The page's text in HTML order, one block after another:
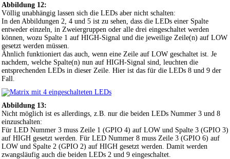
Abbildung 12:
Völlig unabhängig lassen sich die LEDs aber nicht schalten:
In den Abbildungen 2, 4 und 5 ist zu sehen, dass die LEDs einer Spalte
entweder einzeln, in Zweiergruppen oder alle drei eingeschaltet werden
können, wozu Spalte 1 auf HIGH-Signal und die jeweilige Zeile(n) auf LOW
gesetzt werden müssen.
Ähnlich funktioniert das auch, wenn eine Zeile auf LOW geschaltet ist. Je
nachdem, welche Spalte(n) nun auf HIGH-Signal sind, leuchten die
entsprechenden LEDs in dieser Zeile. Hier ist das für die LEDs 8 und 9 der
Fall.
Abbildung 13:
Nicht möglich ist es allerdings, z.B. nur die beiden LEDs Nummer 3 und 8
einzuschalten:
Für LED Nummer 3 muss Zeile 1 (GPIO 4) auf LOW und Spalte 3 (GPIO 3)
auf HIGH gesetzt werden. Für LED Nummer 8 muss Zeile 3 (GPIO 6) auf
LOW und Spalte 2 (GPIO 2) auf HIGH gesetzt werden. Damit werden
zwangsläufig auch die beiden LEDs 2 und 9 eingeschaltet.